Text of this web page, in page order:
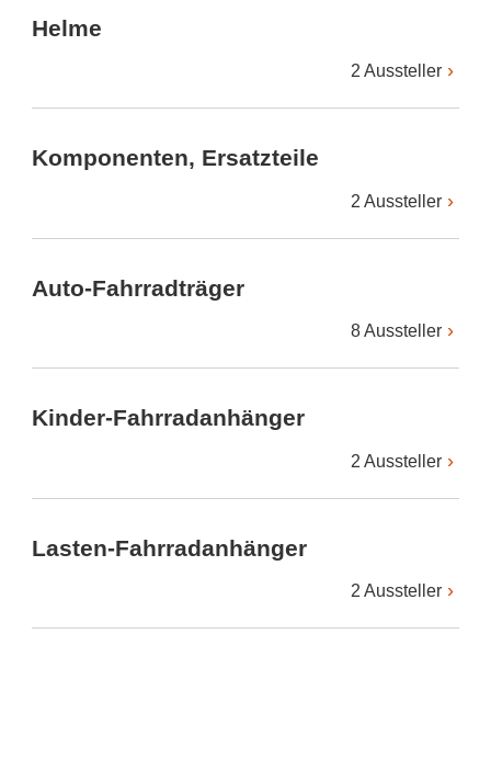
Helme
2 Aussteller
Komponenten, Ersatzteile
2 Aussteller
Auto-Fahrradträger
8 Aussteller
Kinder-Fahrradanhänger
2 Aussteller
Lasten-Fahrradanhänger
2 Aussteller